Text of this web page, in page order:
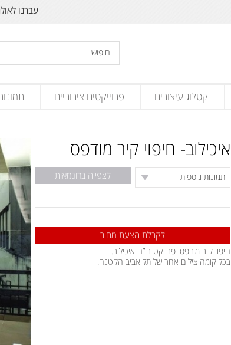
עברנו לאולם
קטלוג עיצובים פרוייקטים ציבוריים
איכילוב- חיפוי קיר מודפס
לצפייה בדוגמאות
לקבלת הצעת מחיר
חיפוי קיר מודפס. פרויקט בי”ח איכילוב.
בכל קומה צילום אחר של תל אביב הקטנה.